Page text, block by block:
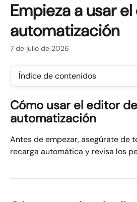
Empieza a usar
automatización
7 de julio de 2026
Índice de contenidos
Cómo usar el editor de
automatización
Antes de empezar, asegúrate de
recarga automática y revisa los